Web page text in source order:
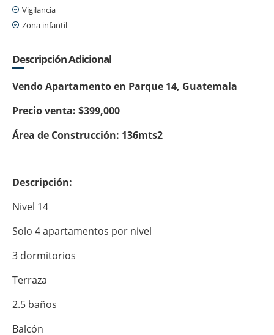
Vigilancia
Zona infantil
Descripción Adicional
Vendo Apartamento en Parque 14, Guatemala
Precio venta: $399,000
Área de Construcción: 136mts2
Descripción:
Nivel 14
Solo 4 apartamentos por nivel
3 dormitorios
Terraza
2.5 baños
Balcón